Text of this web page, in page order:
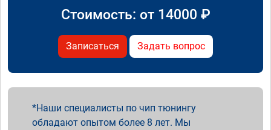
Стоимость: от 14000 ₽
Записаться Задать вопрос
Наши специалисты по чип тюнингу
обладают опытом более 8 лет. Мы